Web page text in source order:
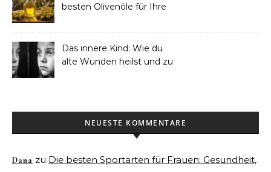
besten Olivenöle für Ihre
Das innere Kind: Wie du
alte Wunden heilst und zu
NEUESTE KOMMENTARE
Dana zu Die besten Sportarten für Frauen: Gesundheit,